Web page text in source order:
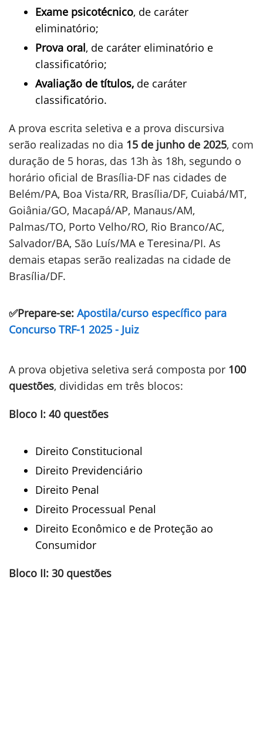
Exame psicotécnico, de caráter
eliminatório;
Prova oral, de caráter eliminatório e
classificatório;
Avaliação de títulos, de caráter
classificatório.
A prova escrita seletiva e a prova discursiva
serão realizadas no dia 15 de junho de 2025, com
duração de 5 horas, das 13h às 18h, segundo o
horário oficial de Brasília-DF nas cidades de
Belém/PA, Boa Vista/RR, Brasília/DF, Cuiabá/MT,
Goiânia/GO, Macapá/AP, Manaus/AM,
Palmas/TO, Porto Velho/RO, Rio Branco/AC,
Salvador/BA, São Luís/MA e Teresina/PI. As
demais etapas serão realizadas na cidade de
Brasília/DF.
✅Prepare-se: Apostila/curso específico para
Concurso TRF-1 2025 - Juiz
A prova objetiva seletiva será composta por 100
questões, divididas em três blocos:
Bloco I: 40 questões
Direito Constitucional
Direito Previdenciário
Direito Penal
Direito Processual Penal
Direito Econômico e de Proteção ao
Consumidor
Bloco II: 30 questões